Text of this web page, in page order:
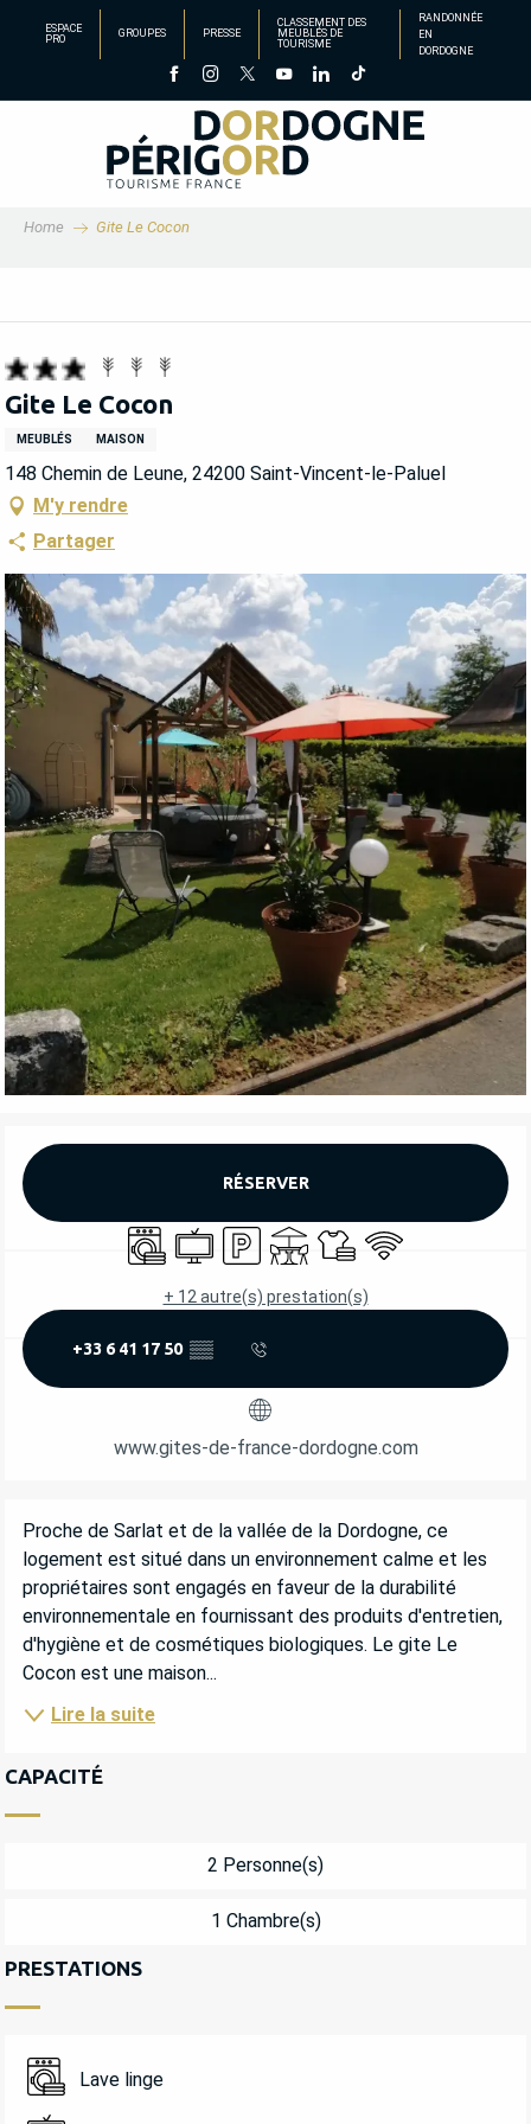
principal
ESPACE
PRO
GROUPES PRESSE
CLASSEMENT DES
MEUBLÉS DE
TOURISME
RANDONNÉE
EN
DORDOGNE
Home Gite Le Cocon
Gite Le Cocon
MEUBLÉS MAISON
148 Chemin de Leune, 24200 Saint-Vincent-le-Paluel
M'y rendre
Partager
OUVERTURE ET COORDONNÉES
RÉSERVER
Lave lingeTélévisionParkingTerrasseDraps et linge
WiFi
+ 12 autre(s) prestation(s)
+33 6 41 17 50 ▒▒
www.gites-de-france-dordogne.com
DESCRIPTION
Proche de Sarlat et de la vallée de la Dordogne, ce
logement est situé dans un environnement calme et les
propriétaires sont engagés en faveur de la durabilité
environnementale en fournissant des produits d'entretien,
d'hygiène et de cosmétiques biologiques. Le gite Le
Cocon est une maison...
Lire la suite
CAPACITÉ
2 Personne(s)
1 Chambre(s)
PRESTATIONS
Lave linge